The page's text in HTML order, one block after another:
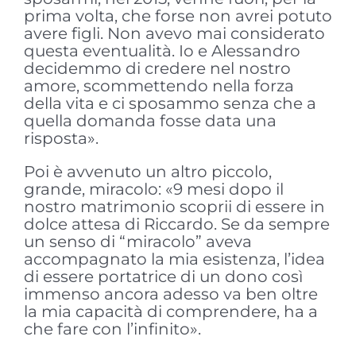
prima volta, che forse non avrei potuto
avere figli. Non avevo mai considerato
questa eventualità. Io e Alessandro
decidemmo di credere nel nostro
amore, scommettendo nella forza
della vita e ci sposammo senza che a
quella domanda fosse data una
risposta».
Poi è avvenuto un altro piccolo,
grande, miracolo: «9 mesi dopo il
nostro matrimonio scoprii di essere in
dolce attesa di Riccardo. Se da sempre
un senso di “miracolo” aveva
accompagnato la mia esistenza, l’idea
di essere portatrice di un dono così
immenso ancora adesso va ben oltre
la mia capacità di comprendere, ha a
che fare con l’infinito».